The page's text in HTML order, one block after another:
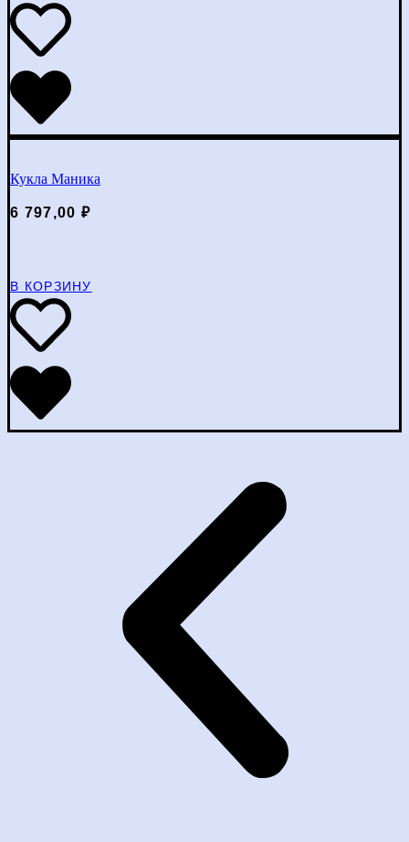
Кукла Маника
6 797,00 ₽
В КОРЗИНУ